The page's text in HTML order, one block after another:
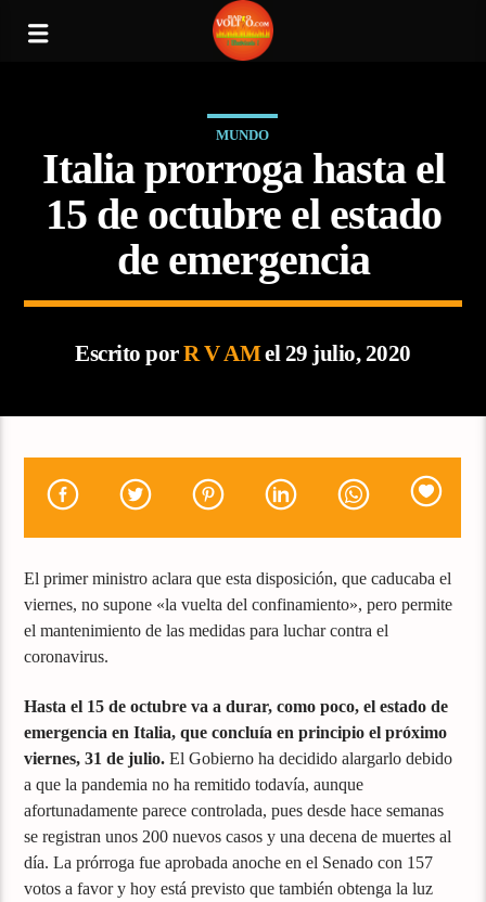
MUNDO
Italia prorroga hasta el
15 de octubre el estado
de emergencia
Escrito porR V AMel 29 julio, 2020
El primer ministro aclara que esta disposición, que caducaba el
viernes, no supone «la vuelta del confinamiento», pero permite
el mantenimiento de las medidas para luchar contra el
coronavirus.
Hasta el 15 de octubre va a durar, como poco, el estado de
emergencia en Italia, que concluía en principio el próximo
viernes, 31 de julio.El Gobierno ha decidido alargarlo debido
a que la pandemia no ha remitido todavía, aunque
afortunadamente parece controlada, pues desde hace semanas
se registran unos 200 nuevos casos y una decena de muertes al
día. La prórroga fue aprobada anoche en el Senado con 157
votos a favor y hoy está previsto que también obtenga la luz